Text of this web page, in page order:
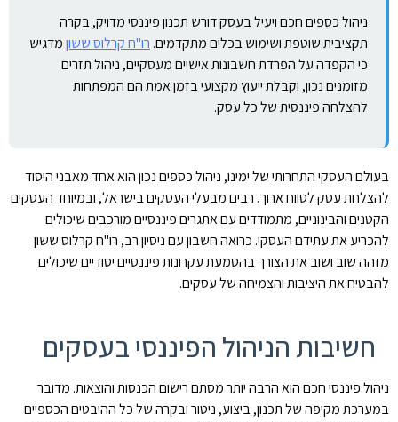
ניהול כספים חכם ויעיל בעסק דורש תכנון פיננסי מדויק, בקרה
תקציבית שוטפת ושימוש בכלים מתקדמים. רו"ח קרלוס ששוןמדגיש
כי הקפדה על הפרדת חשבונות אישיים מעסקיים, ניהול תזרים
מזומנים נכון, וקבלת ייעוץ מקצועי בזמן אמת הם המפתחות
להצלחה פיננסית של כל עסק.
בעולם העסקי התחרותי של ימינו, ניהול כספים נכון הוא אחד מאבני היסוד
להצלחת עסק לטווח ארוך. רבים מבעלי העסקים בישראל, ובמיוחד העסקים
הקטנים והבינוניים, מתמודדים עם אתגרים פיננסיים מורכבים שיכולים
להכריע את עתידם העסקי. כרואה חשבון עם ניסיון רב, רו"ח קרלוס ששון
מזהה שוב ושוב את הצורך בהטמעת עקרונות פיננסיים יסודיים שיכולים
להבטיח את היציבות והצמיחה של עסקים.
חשיבות הניהול הפיננסי בעסקים
ניהול פיננסי חכם הוא הרבה יותר מסתם רישום הכנסות והוצאות. מדובר
במערכת מקיפה של תכנון, ביצוע, ניטור ובקרה של כל ההיבטים הכספיים